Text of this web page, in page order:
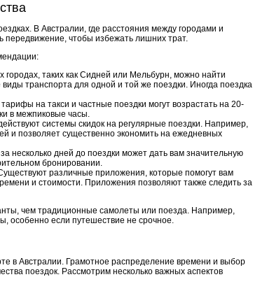
В Австралии, где расстояния между городами и
передвижение, чтобы избежать лишних трат.
городах, таких как Сидней или Мельбурн, можно найти
транспорта для одной и той же поездки. Иногда поездка
на такси и частные поездки могут возрастать на 20-
в межпиковые часы.
системы скидок на регулярные поездки. Например,
и позволяет существенно экономить на ежедневных
несколько дней до поездки может дать вам значительную
бронировании.
различные приложения, которые помогут вам
и стоимости. Приложения позволяют также следить за
чем традиционные самолеты или поезда. Например,
особенно если путешествие не срочное.
в Австралии. Грамотное распределение времени и выбор
поездок. Рассмотрим несколько важных аспектов